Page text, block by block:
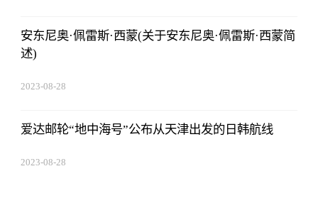
安东尼奥·佩雷斯·西蒙(关于安东尼奥·佩雷斯·西蒙简
述)
2023-08-28
爱达邮轮“地中海号”公布从天津出发的日韩航线
2023-08-28